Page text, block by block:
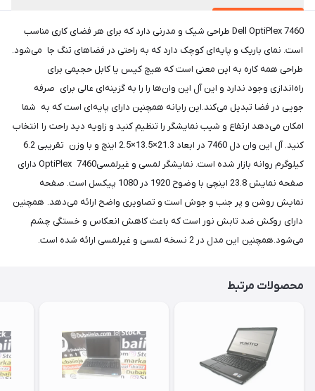
Dell OptiPlex 7460 طراحی شیک و مدرنی دارد که برای هر فضای کاری مناسب
است. نمای باریک و پایه‌ای کوچک دارد که به راحتی در فضاهای تنگ جا می‌شود.
طراحی همه کاره به این معنی است که هیچ کیس یا کابل حجیمی برای
راه‌اندازی وجود ندارد و این آل این وان‌ها را را به گزینه‌ای عالی برای صرفه
جویی در فضا تبدیل می‌کند.این رایانه همچنین دارای پایه‌ای است که به شما
امکان می‌دهد ارتفاع و شیب نمایشگر را تنظیم کنید و زاویه دید راحت را انتخاب
کنید. آل این وان دل 7460 در ابعاد 21.3×13.5×2.5 اینچ و با وزن تقریبی 6.2
کیلوگرم روانه بازار شده است. نمایشگر لمسی و غیرلمسیOptiPlex 7460 دارای
صفحه نمایش 23.8 اینچی با وضوح 1920 در 1080 پیکسل است. صفحه
نمایش روشن و پر جنب و جوش است و تصاویری واضح ارائه می‌دهد. همچنین
دارای روکش ضد تابش نور است که باعث کاهش انعکاس و خستگی چشم
می‌‌شود.همچنین این مدل در 2 نسخه لمسی و غیرلمسی ارائه شده است.
محصولات مرتبط